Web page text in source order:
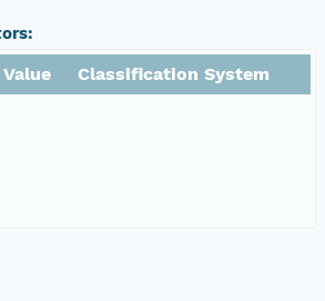
Value
Classification System